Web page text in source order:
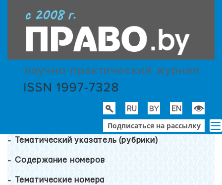
Подписаться на рассылку
Тематический указатель (рубрики)
Содержание номеров
Тематические номера